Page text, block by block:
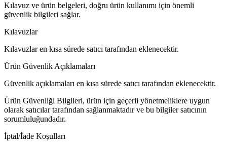
Kılavuz ve ürün belgeleri, doğru ürün kullanımı için önemli
güvenlik bilgileri sağlar.
Kılavuzlar
Kılavuzlar en kısa sürede satıcı tarafından eklenecektir.
Ürün Güvenlik Açıklamaları
Güvenlik açıklamaları en kısa sürede satıcı tarafından eklenecektir.
Ürün Güvenliği Bilgileri, ürün için geçerli yönetmeliklere uygun
olarak satıcılar tarafından sağlanmaktadır ve bu bilgiler satıcının
sorumluluğundadır.
İptal/İade Koşulları